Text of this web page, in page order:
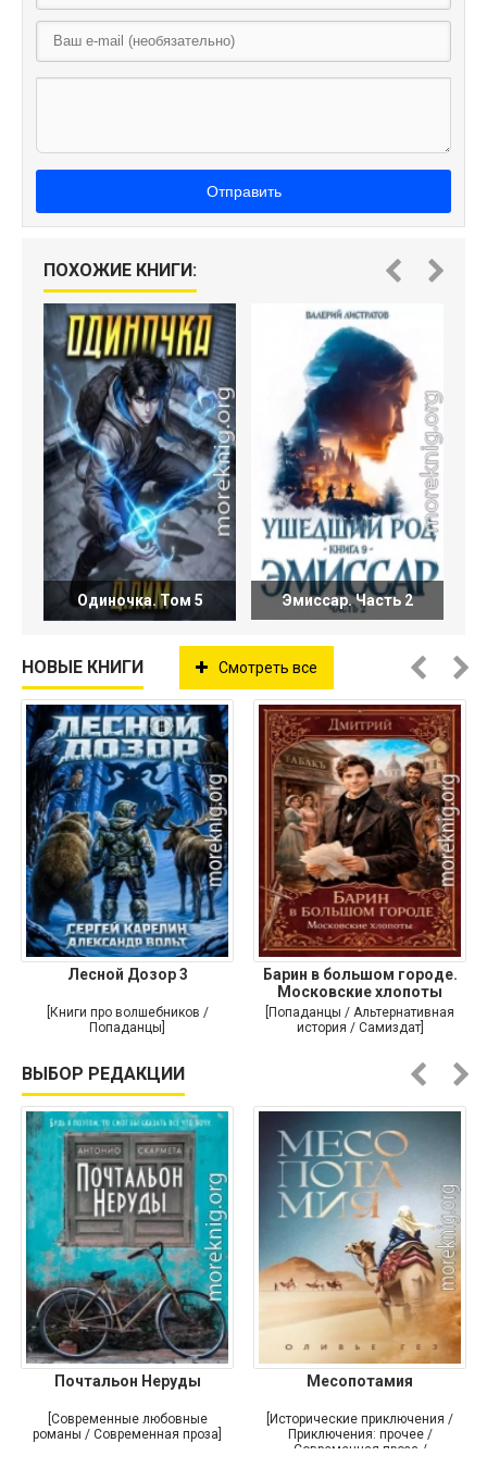
Отправить
ПОХОЖИЕ КНИГИ:
Одиночка. Том 5 Эмиссар. Часть 2
НОВЫЕ КНИГИ Смотреть все
Лесной Дозор 3
[Книги про волшебников /
Попаданцы]
Барин в большом городе.
Московские хлопоты
[Попаданцы / Альтернативная
история / Самиздат]
ВЫБОР РЕДАКЦИИ
Почтальон Неруды
[Современные любовные
романы / Современная проза]
Месопотамия
[Исторические приключения /
Приключения: прочее /
Современная проза /